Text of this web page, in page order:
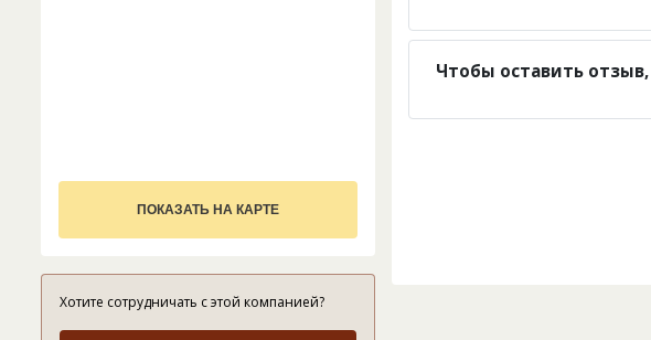
ПОКАЗАТЬ НА КАРТЕ
Хотите сотрудничать с этой компанией?
Чтобы оставить